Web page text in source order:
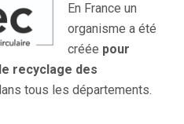
En France un
organisme a été
créée pour
recyclage des
tous les départements.